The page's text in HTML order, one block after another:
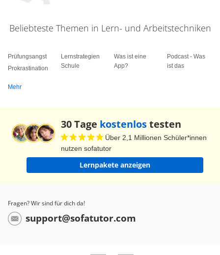
Beliebteste Themen in Lern- und Arbeitstechniken
Prüfungsangst
Prokrastination
Lernstrategien
Schule
Was ist eine
App?
Podcast - Was
ist das
Mehr
30 Tage kostenlostesten
Über 2,1 Millionen Schüler*innen
nutzen sofatutor
Lernpakete anzeigen
Fragen? Wir sind für dich da!
support@sofatutor.com